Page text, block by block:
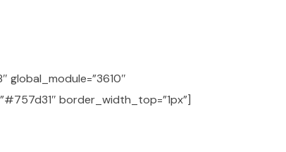
border_width_top=”1px”]